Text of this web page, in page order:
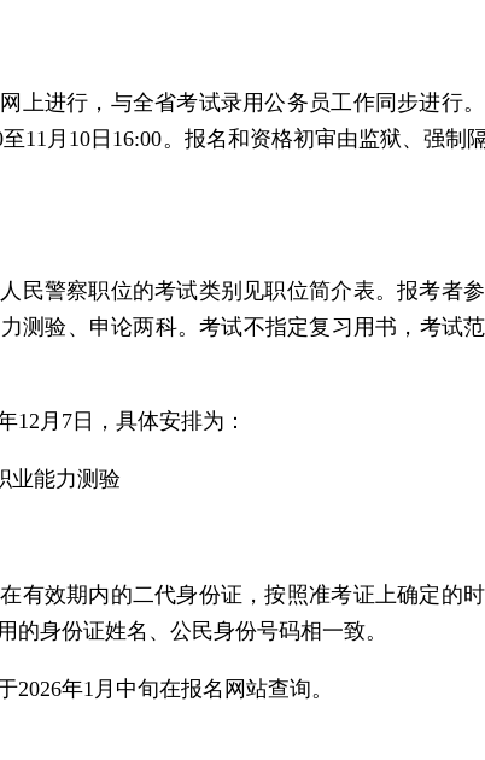
上进行，与全省考试录用公务员工作同步进行
11月10日16:00。报名和资格初审由监狱、强
民警察职位的考试类别见职位简介表。报考者
测验、申论两科。考试不指定复习用书，考试
12月7日，具体安排为：
业能力测验
有效期内的二代身份证，按照准考证上确定的
的身份证姓名、公民身份号码相一致。
2026年1月中旬在报名网站查询。